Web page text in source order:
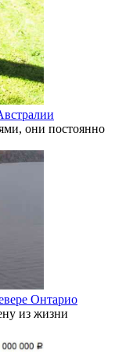
они постоянно
Онтарио
из жизни